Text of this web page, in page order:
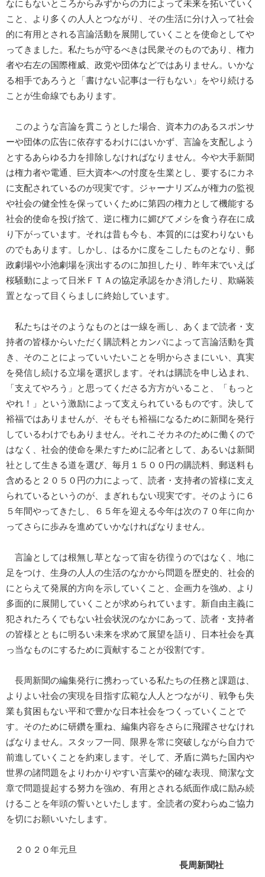
なにもないところからみずからの力によって未来を拓いていく
こと、より多くの人人とつながり、その生活に分け入って社会
的に有用とされる言論活動を展開していくことを使命としてや
ってきました。私たちが守るべきは民衆そのものであり、権力
者や右左の国際権威、政党や団体などではありません。いかな
る相手であろうと「書けない記事は一行もない」をやり続ける
ことが生命線でもあります。
このような言論を貫こうとした場合、資本力のあるスポンサ
ーや団体の広告に依存するわけにはいかず、言論を支配しよう
とするあらゆる力を排除しなければなりません。今や大手新聞
は権力者や電通、巨大資本への忖度を生業とし、要するにカネ
に支配されているのが現実です。ジャーナリズムが権力の監視
や社会の健全性を保っていくために第四の権力として機能する
社会的使命を投げ捨て、逆に権力に媚びてメシを食う存在に成
り下がっています。それは昔も今も、本質的には変わりないも
のでもあります。しかし、はるかに度をこしたものとなり、郵
政劇場や小池劇場を演出するのに加担したり、昨年末でいえば
桜騒動によって日米ＦＴＡの協定承認をかき消したり、欺瞞装
置となって目くらましに終始しています。
私たちはそのようなものとは一線を画し、あくまで読者・支
持者の皆様からいただく購読料とカンパによって言論活動を貫
き、そのことによっていいたいことを明からさまにいい、真実
を発信し続ける立場を選択します。それは購読を申し込まれ、
「支えてやろう」と思ってくださる方方がいること、「もっと
やれ！」という激励によって支えられているものです。決して
裕福ではありませんが、そもそも裕福になるために新聞を発行
しているわけでもありません。それこそカネのために働くので
はなく、社会的使命を果たすために記者として、あるいは新聞
社として生きる道を選び、毎月１５００円の購読料、郵送料も
含めると２０５０円の力によって、読者・支持者の皆様に支え
られているというのが、まぎれもない現実です。そのように６
５年間やってきたし、６５年を迎える今年は次の７０年に向か
ってさらに歩みを進めていかなければなりません。
言論としては根無し草となって宙を彷徨うのではなく、地に
足をつけ、生身の人人の生活のなかから問題を歴史的、社会的
にとらえて発展的方向を示していくこと、企画力を強め、より
多面的に展開していくことが求められています。新自由主義に
犯されたろくでもない社会状況のなかにあって、読者・支持者
の皆様とともに明るい未来を求めて展望を語り、日本社会を真
っ当なものにするために貢献することが役割です。
長周新聞の編集発行に携わっている私たちの任務と課題は、
よりよい社会の実現を目指す広範な人人とつながり、戦争も失
業も貧困もない平和で豊かな日本社会をつくっていくことで
す。そのために研鑽を重ね、編集内容をさらに飛躍させなけれ
ばなりません。スタッフ一同、限界を常に突破しながら自力で
前進していくことを約束します。そして、矛盾に満ちた国内や
世界の諸問題をよりわかりやすい言葉や的確な表現、簡潔な文
章で問題提起する努力を強め、有用とされる紙面作成に励み続
けることを年頭の誓いといたします。全読者の変わらぬご協力
を切にお願いいたします。
２０２０年元旦
長周新聞社